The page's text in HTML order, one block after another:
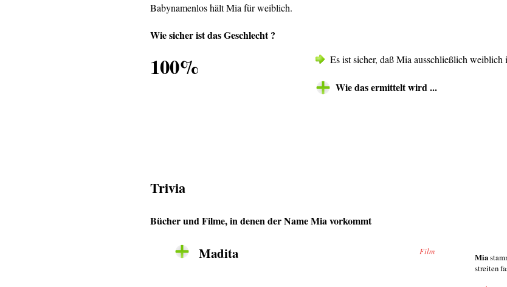
Babynamenlos hält Mia für weiblich.
Wie sicher ist das Geschlecht ?
100% Es ist sicher, daß Mia ausschließlich
Wie das ermittelt wird ...
Trivia
Bücher und Filme, in denen der Name Mia vorkommt
Madita Film
Mia
streiten